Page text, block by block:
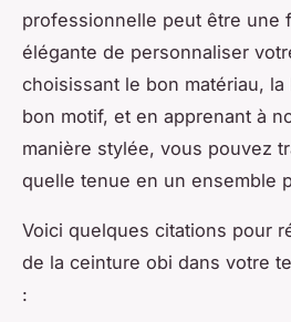
professionnelle peut être une
élégante de personnaliser
choisissant le bon matériau,
bon motif, et en apprenant à
manière stylée, vous pouvez
quelle tenue en un ensemble
Voici quelques citations pour
de la ceinture obi dans votre
: